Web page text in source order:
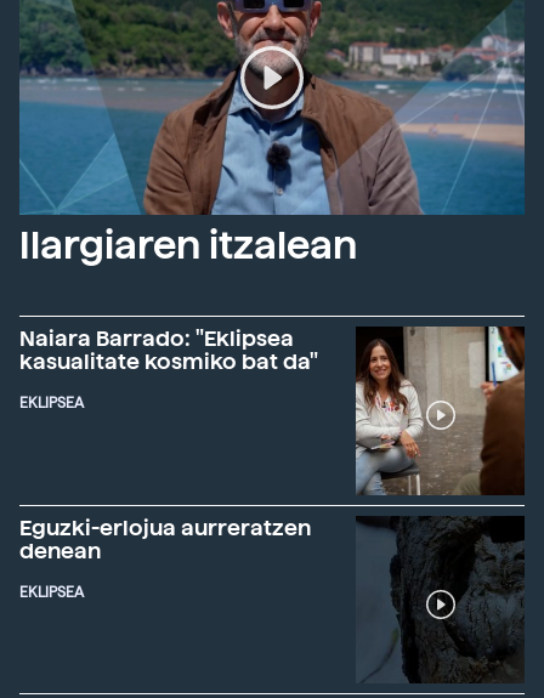
Ilargiaren itzalean
Naiara Barrado: "Eklipsea
kasualitate kosmiko bat da"
EKLIPSEA
Eguzki-erlojua aurreratzen
denean
EKLIPSEA